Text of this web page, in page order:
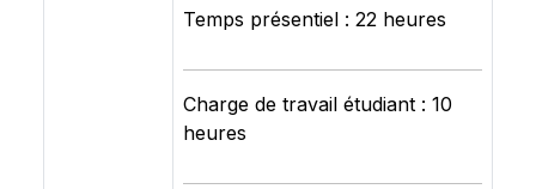
Temps présentiel : 22 heures
Charge de travail étudiant : 10
heures